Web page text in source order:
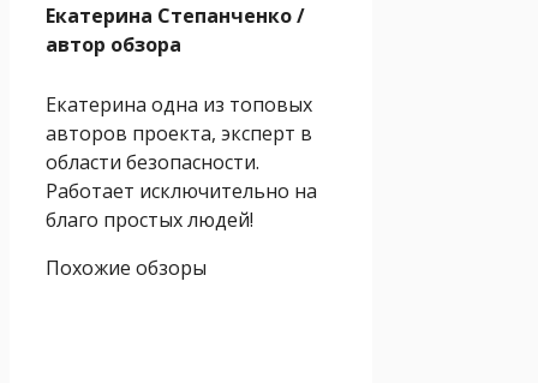
Екатерина Степанченко/
автор обзора
Екатерина одна из топовых
авторов проекта, эксперт в
области безопасности.
Работает исключительно на
благо простых людей!
Похожие обзоры